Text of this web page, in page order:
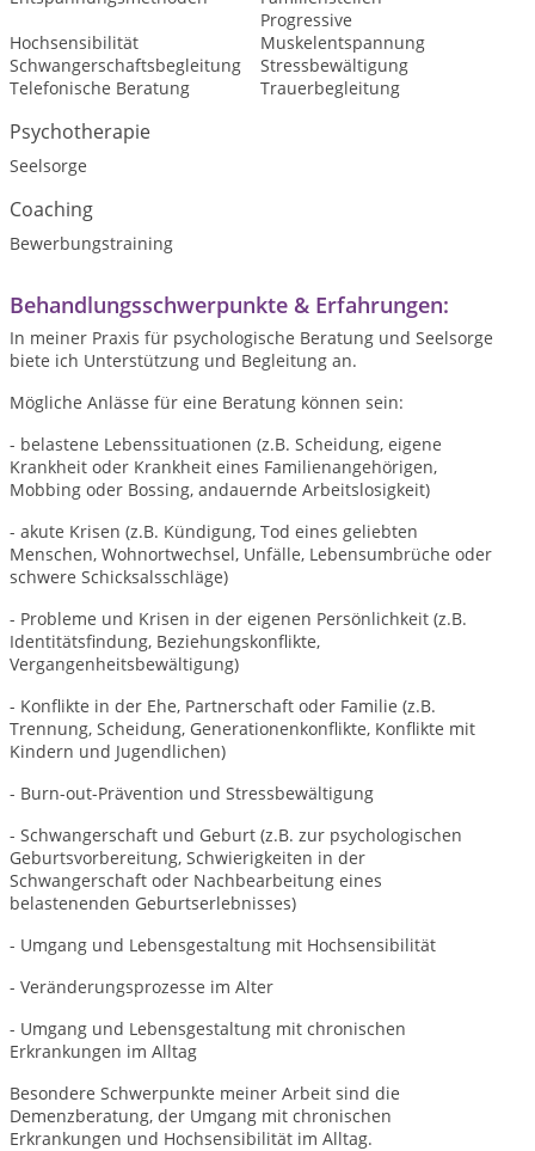
Hochsensibilität
Progressive
Muskelentspannung
Schwangerschaftsbegleitung
Stressbewältigung
Telefonische Beratung
Trauerbegleitung
Psychotherapie
Seelsorge
Coaching
Bewerbungstraining
Behandlungsschwerpunkte & Erfahrungen:
In meiner Praxis für psychologische Beratung und Seelsorge
biete ich Unterstützung und Begleitung an.
Mögliche Anlässe für eine Beratung können sein:
- belastene Lebenssituationen (z.B. Scheidung, eigene
Krankheit oder Krankheit eines Familienangehörigen,
Mobbing oder Bossing, andauernde Arbeitslosigkeit)
- akute Krisen (z.B. Kündigung, Tod eines geliebten
Menschen, Wohnortwechsel, Unfälle, Lebensumbrüche oder
schwere Schicksalsschläge)
- Probleme und Krisen in der eigenen Persönlichkeit (z.B.
Identitätsfindung, Beziehungskonflikte,
Vergangenheitsbewältigung)
- Konflikte in der Ehe, Partnerschaft oder Familie (z.B.
Trennung, Scheidung, Generationenkonflikte, Konflikte mit
Kindern und Jugendlichen)
- Burn-out-Prävention und Stressbewältigung
- Schwangerschaft und Geburt (z.B. zur psychologischen
Geburtsvorbereitung, Schwierigkeiten in der
Schwangerschaft oder Nachbearbeitung eines
belastenenden Geburtserlebnisses)
- Umgang und Lebensgestaltung mit Hochsensibilität
- Veränderungsprozesse im Alter
- Umgang und Lebensgestaltung mit chronischen
Erkrankungen im Alltag
Besondere Schwerpunkte meiner Arbeit sind die
Demenzberatung, der Umgang mit chronischen
Erkrankungen und Hochsensibilität im Alltag.